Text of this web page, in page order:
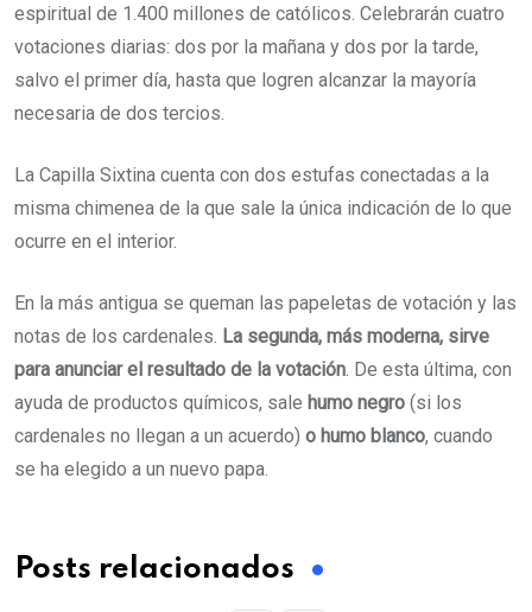
espiritual de 1.400 millones de católicos. Celebrarán cuatro
votaciones diarias: dos por la mañana y dos por la tarde,
salvo el primer día, hasta que logren alcanzar la mayoría
necesaria de dos tercios.
La Capilla Sixtina cuenta con dos estufas conectadas a la
misma chimenea de la que sale la única indicación de lo que
ocurre en el interior.
En la más antigua se queman las papeletas de votación y las
notas de los cardenales. La segunda, más moderna, sirve
para anunciar el resultado de la votación. De esta última, con
ayuda de productos químicos, sale humo negro (si los
cardenales no llegan a un acuerdo) o humo blanco, cuando
se ha elegido a un nuevo papa.
Posts relacionados